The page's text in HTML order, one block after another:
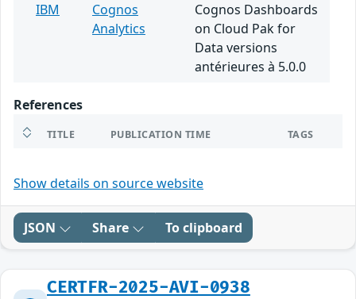
IBM
Cognos
Analytics
Cognos Dashboards
on Cloud Pak for
Data versions
antérieures à 5.0.0
References
TITLE PUBLICATION TIME TAGS
Show details on source website
JSON Share To clipboard
CERTFR-2025-AVI-0938